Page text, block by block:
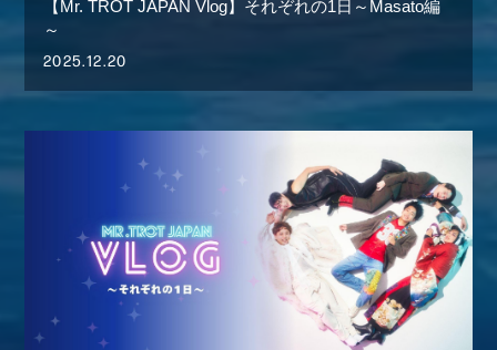
【Mr. TROT JAPAN Vlog】それぞれの1日～Masato編
～
2025.12.20